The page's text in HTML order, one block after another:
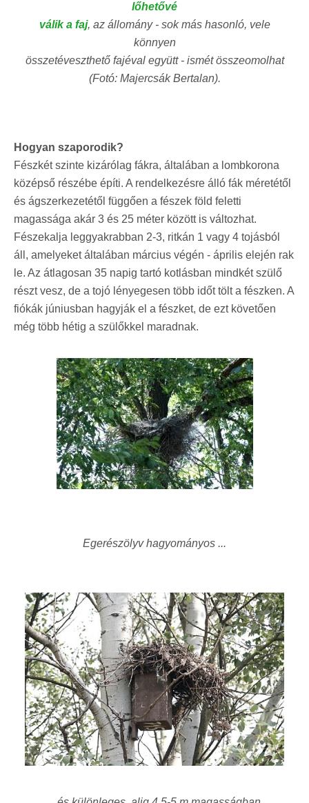
lőhetővé
válik a faj, az állomány - sok más hasonló, vele
könnyen
összetéveszthető fajéval együtt - ismét összeomolhat
(Fotó: Majercsák Bertalan).
Hogyan szaporodik?
Fészkét szinte kizárólag fákra, általában a lombkorona
középső részébe építi. A rendelkezésre álló fák méretétől
és ágszerkezetétől függően a fészek föld feletti
magassága akár 3 és 25 méter között is változhat.
Fészekalja leggyakrabban 2-3, ritkán 1 vagy 4 tojásból
áll, amelyeket általában március végén - április elején rak
le. Az átlagosan 35 napig tartó kotlásban mindkét szülő
részt vesz, de a tojó lényegesen több időt tölt a fészken. A
fiókák júniusban hagyják el a fészket, de ezt követően
még több hétig a szülőkkel maradnak.
Egerészölyv hagyományos ...